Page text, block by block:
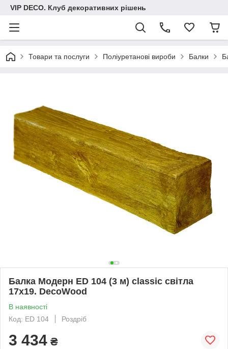
VIP DECO. Клуб декоративних рішень
Товари та послуги Поліуретанові вироби Балки
Балка Модерн ED 104 (3 м) classic світла
17х19. DecoWood
В наявності
Код: ED 104
Роздріб
3 434 ₴